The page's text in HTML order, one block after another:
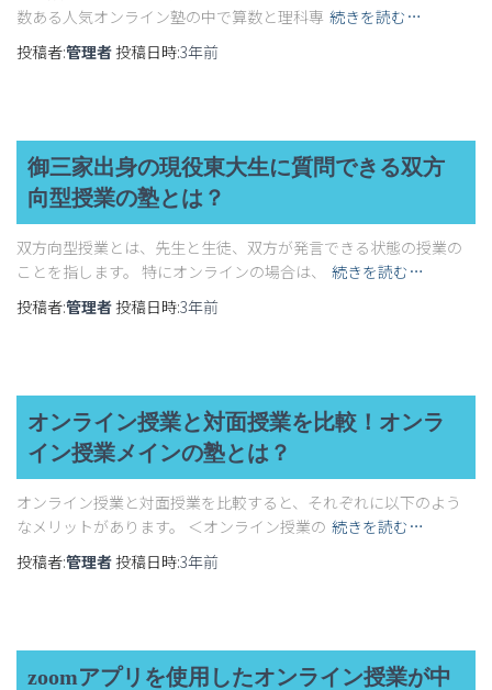
数ある人気オンライン塾の中で算数と理科専 続きを読む…
投稿者:管理者投稿日時:3年前
御三家出身の現役東大生に質問できる双方
向型授業の塾とは？
双方向型授業とは、先生と生徒、双方が発言できる状態の授業の
ことを指します。 特にオンラインの場合は、
続きを読む…
投稿者:管理者投稿日時:3年前
オンライン授業と対面授業を比較！オンラ
イン授業メインの塾とは？
オンライン授業と対面授業を比較すると、それぞれに以下のよう
なメリットがあります。 ＜オンライン授業の 続きを読む…
投稿者:管理者投稿日時:3年前
zoomアプリを使用したオンライン授業が中